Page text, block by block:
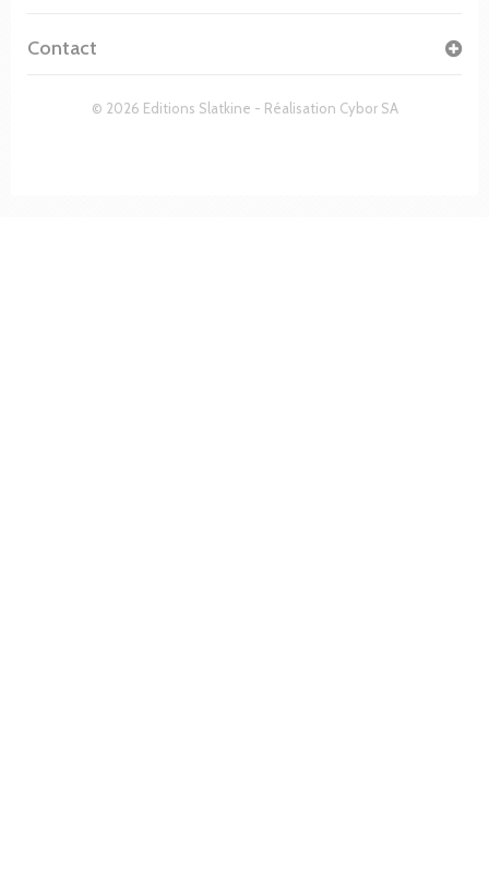
© 2026 Editions Slatkine - Réalisation Cybor SA
Contact